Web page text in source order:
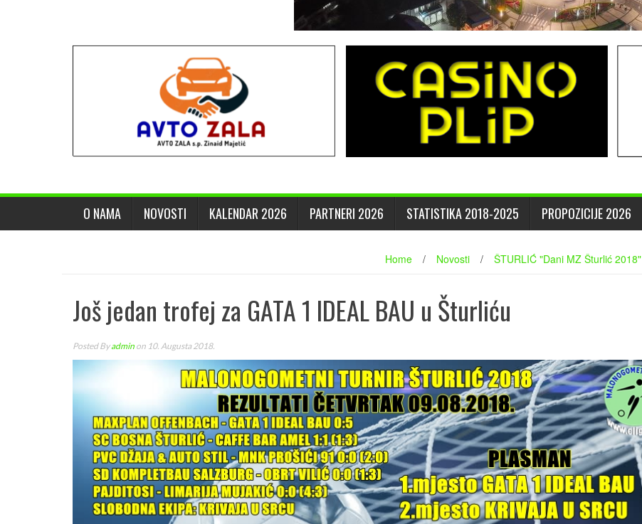
O NAMA NOVOSTI KALENDAR 2026 PARTNERI 2026 STATISTIKA 2018-2025 PROPOZICIJE 2026
Home / Novosti / ŠTURLIĆ "Dani MZ Šturlić 2018"
Još jedan trofej za GATA 1 IDEAL BAU u Šturliću
Posted Byadmin on 10. Augusta 2018.